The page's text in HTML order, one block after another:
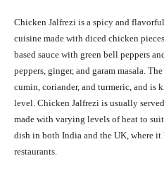
Chicken Jalfrezi is a spicy and
cuisine made with diced chicken
based sauce with green bell peppers
peppers, ginger, and garam masala.
cumin, coriander, and turmeric, and is
level. Chicken Jalfrezi is usually
made with varying levels of heat to
dish in both India and the UK, where it
restaurants.